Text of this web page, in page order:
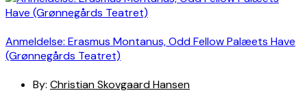
Anmeldelse: Erasmus Montanus, Odd Fellow Palæets Have
(Grønnegårds Teatret)
By: Christian Skovgaard Hansen